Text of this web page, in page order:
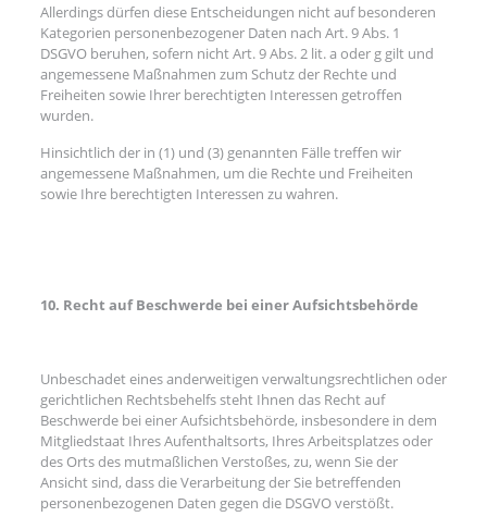
Allerdings dürfen diese Entscheidungen nicht auf besonderen
Kategorien personenbezogener Daten nach Art. 9 Abs. 1
DSGVO beruhen, sofern nicht Art. 9 Abs. 2 lit. a oder g gilt und
angemessene Maßnahmen zum Schutz der Rechte und
Freiheiten sowie Ihrer berechtigten Interessen getroffen
wurden.
Hinsichtlich der in (1) und (3) genannten Fälle treffen wir
angemessene Maßnahmen, um die Rechte und Freiheiten
sowie Ihre berechtigten Interessen zu wahren.
10. Recht auf Beschwerde bei einer Aufsichtsbehörde
Unbeschadet eines anderweitigen verwaltungsrechtlichen oder
gerichtlichen Rechtsbehelfs steht Ihnen das Recht auf
Beschwerde bei einer Aufsichtsbehörde, insbesondere in dem
Mitgliedstaat Ihres Aufenthaltsorts, Ihres Arbeitsplatzes oder
des Orts des mutmaßlichen Verstoßes, zu, wenn Sie der
Ansicht sind, dass die Verarbeitung der Sie betreffenden
personenbezogenen Daten gegen die DSGVO verstößt.